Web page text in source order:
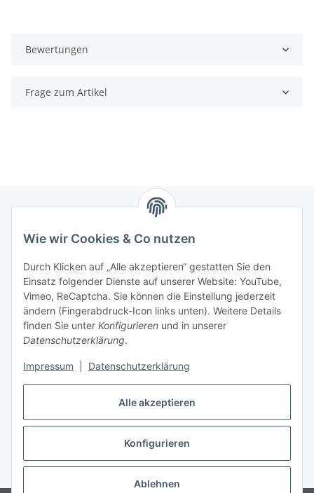
Alle akzeptieren
Konfigurieren
Ablehnen
Wie wir Cookies & Co nutzen
Durch Klicken auf „Alle akzeptieren“ gestatten Sie den
Einsatz folgender Dienste auf unserer Website: YouTube,
Vimeo, ReCaptcha. Sie können die Einstellung jederzeit
ändern (Fingerabdruck-Icon links unten). Weitere Details
finden Sie unter Konfigurieren und in unserer
Datenschutzerklärung.
Impressum Datenschutzerklärung
Bewertungen
Frage zum Artikel
Zahlungsmöglichkeiten
Versandinformationen
Gesetzliche Informationen
Vertrag widerrufen
* Alle Preise inkl. gesetzlicher USt., zzgl.Versand